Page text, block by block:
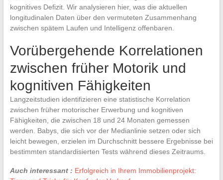
kognitives Defizit. Wir analysieren hier, was die aktuellen
longitudinalen Daten über den vermuteten Zusammenhang
zwischen spätem Laufen und Intelligenz offenbaren.
Vorübergehende Korrelationen
zwischen früher Motorik und
kognitiven Fähigkeiten
Langzeitstudien identifizieren eine statistische Korrelation
zwischen früher motorischer Erwerbung und kognitiven
Fähigkeiten, die zwischen 18 und 24 Monaten gemessen
werden. Babys, die sich vor der Medianlinie setzen oder sich
leicht bewegen, erzielen im Durchschnitt bessere Ergebnisse bei
bestimmten standardisierten Tests während dieses Zeitraums.
Auch interessant : Erfolgreich in Ihrem Immobilienprojekt: